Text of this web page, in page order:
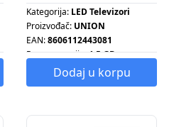
Kategorija: LED Televizori
Proizvođač: UNION
EAN:8606112443081
Ram memorija:1.5 GB
Smart tv:DA
Dodaj u korpu